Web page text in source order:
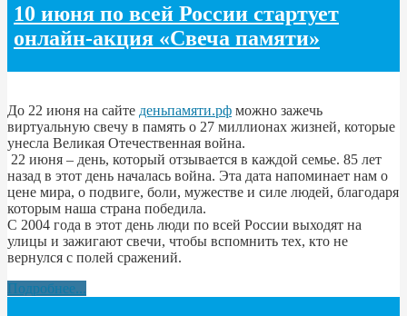
10 июня по всей России стартует
онлайн-акция «Свеча памяти»
До 22 июня на сайте деньпамяти.рф можно зажечь
виртуальную свечу в память о 27 миллионах жизней, которые
унесла Великая Отечественная война.
22 июня – день, который отзывается в каждой семье. 85 лет
назад в этот день началась война. Эта дата напоминает нам о
цене мира, о подвиге, боли, мужестве и силе людей, благодаря
которым наша страна победила.
С 2004 года в этот день люди по всей России выходят на
улицы и зажигают свечи, чтобы вспомнить тех, кто не
вернулся с полей сражений.
Подробнее...